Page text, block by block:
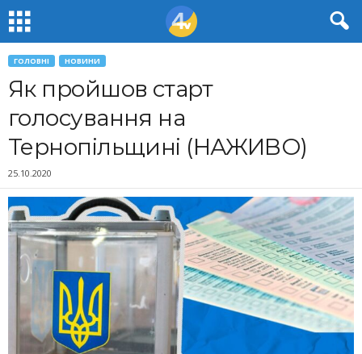
ГОЛОВНІ НОВИНИ
Як пройшов старт
голосування на
Тернопільщині (НАЖИВО)
25.10.2020